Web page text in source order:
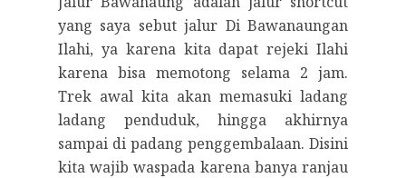
yang saya sebut jalur Di Bawanaungan
Ilahi, ya karena kita dapat rejeki Ilahi
karena bisa memotong selama 2 jam.
Trek awal kita akan memasuki ladang
ladang penduduk, hingga akhirnya
sampai di padang penggembalaan. Disini
kita wajib waspada karena banya ranjau